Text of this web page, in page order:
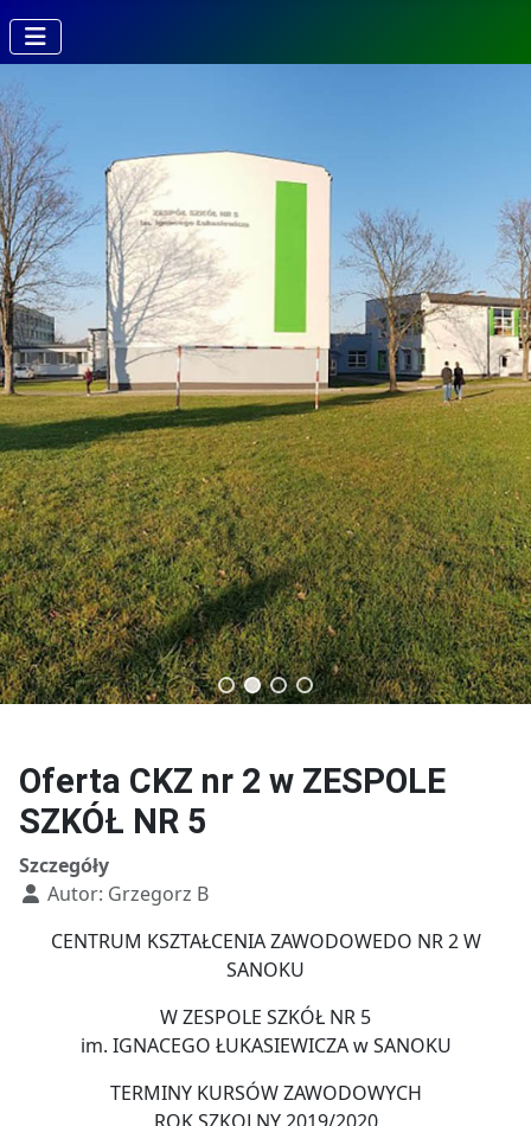
Kierunki w
Technikum
Technik fotografii i
multimediów
Technik budownictwa
Technik usług fryzjerskich
Oferta CKZ nr 2 w ZESPOLE
SZKÓŁ NR 5
Szczegóły
Autor: Grzegorz B
CENTRUM KSZTAŁCENIA ZAWODOWEDO NR 2 W
SANOKU
W ZESPOLE SZKÓŁ NR 5
im. IGNACEGO ŁUKASIEWICZA w SANOKU
TERMINY KURSÓW ZAWODOWYCH